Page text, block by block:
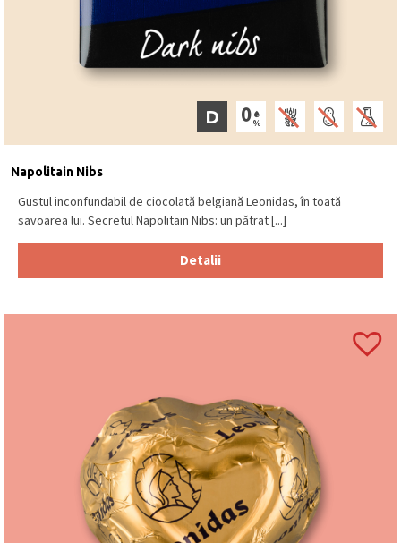
D
Napolitain Nibs
Gustul inconfundabil de ciocolată belgiană Leonidas, în toată
savoarea lui. Secretul Napolitain Nibs: un pătrat [...]
Detalii